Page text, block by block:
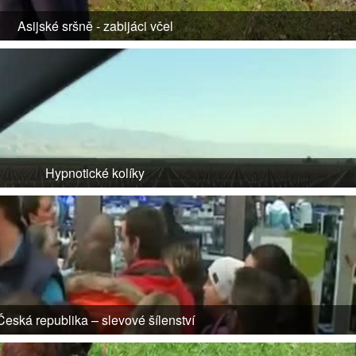
Asijské sršně - zabijáci včel
Hypnotické kolíky
republika – slevové šílenství